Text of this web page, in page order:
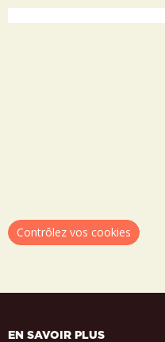
Contrôlez vos cookies
EN SAVOIR PLUS